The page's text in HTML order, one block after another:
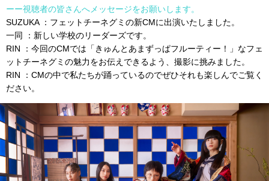
ーー視聴者の皆さんへメッセージをお願いします。
SUZUKA ：フェットチーネグミの新CMに出演いたしました。
一同 ：新しい学校のリーダーズです。
RIN ：今回のCMでは「きゅんとあまずっぱフルーティー！」なフェ
ットチーネグミの魅力をお伝えできるよう、撮影に挑みました。
RIN ：CMの中で私たちが踊っているのでぜひそれも楽しんでご覧く
ださい。